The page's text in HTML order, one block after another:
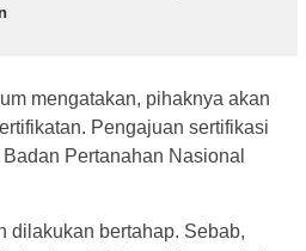
mengatakan, pihaknya akan
Pengajuan sertifikasi
Pertanahan Nasional
dilakukan bertahap. Sebab,